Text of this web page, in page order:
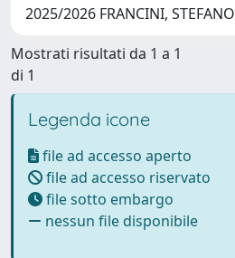
2025/2026 FRANCINI, STEFANO
Mostrati risultati da 1 a 1
di 1
Legenda icone
file ad accesso aperto
file ad accesso riservato
file sotto embargo
nessun file disponibile